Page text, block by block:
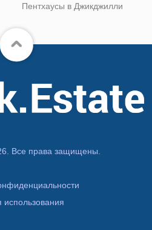
Пентхаусы в Джикджилли
Все права защищены.
использования